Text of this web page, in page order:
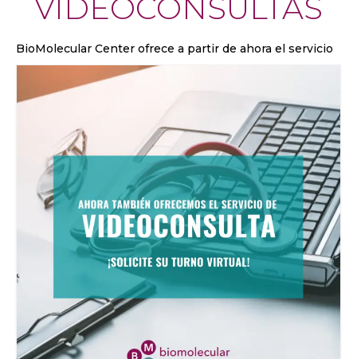
VIDEOCONSULTAS
BioMolecular Center ofrece a partir de ahora el servicio